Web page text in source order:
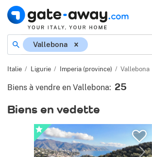
Vallebona
Italie Ligurie Imperia (province) Vallebona
Biens à vendre en Vallebona: 25
Biens en vedette